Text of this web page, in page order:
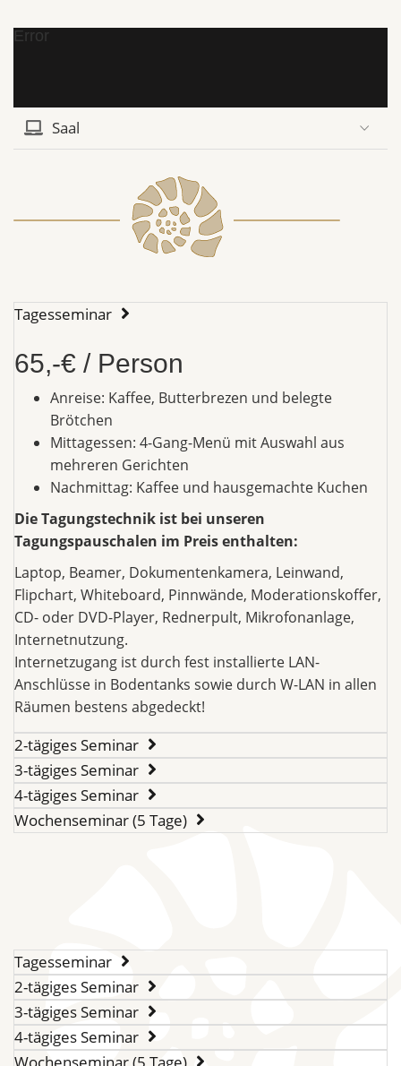
Error
Saal
Tagesseminar
65,-€ / Person
Anreise: Kaffee, Butterbrezen und belegte
Brötchen
Mittagessen: 4-Gang-Menü mit Auswahl aus
mehreren Gerichten
Nachmittag: Kaffee und hausgemachte Kuchen
Die Tagungstechnik ist bei unseren
Tagungspauschalen im Preis enthalten:
Laptop, Beamer, Dokumentenkamera, Leinwand,
Flipchart, Whiteboard, Pinnwände, Moderationskoffer,
CD- oder DVD-Player, Rednerpult, Mikrofonanlage,
Internetnutzung.
Internetzugang ist durch fest installierte LAN-
Anschlüsse in Bodentanks sowie durch W-LAN in allen
Räumen bestens abgedeckt!
2-tägiges Seminar
3-tägiges Seminar
4-tägiges Seminar
Wochenseminar (5 Tage)
Tagesseminar
2-tägiges Seminar
3-tägiges Seminar
4-tägiges Seminar